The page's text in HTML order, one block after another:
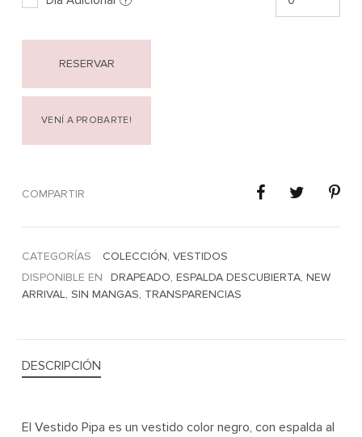
RESERVAR
VENÍ A PROBARTE!
COMPARTIR
CATEGORÍAS COLECCIÓN, VESTIDOS
DISPONIBLE EN
DRAPEADO, ESPALDA DESCUBIERTA, NEW
ARRIVAL, SIN MANGAS, TRANSPARENCIAS
DESCRIPCIÓN
El Vestido Pipa es un vestido color negro, con espalda al